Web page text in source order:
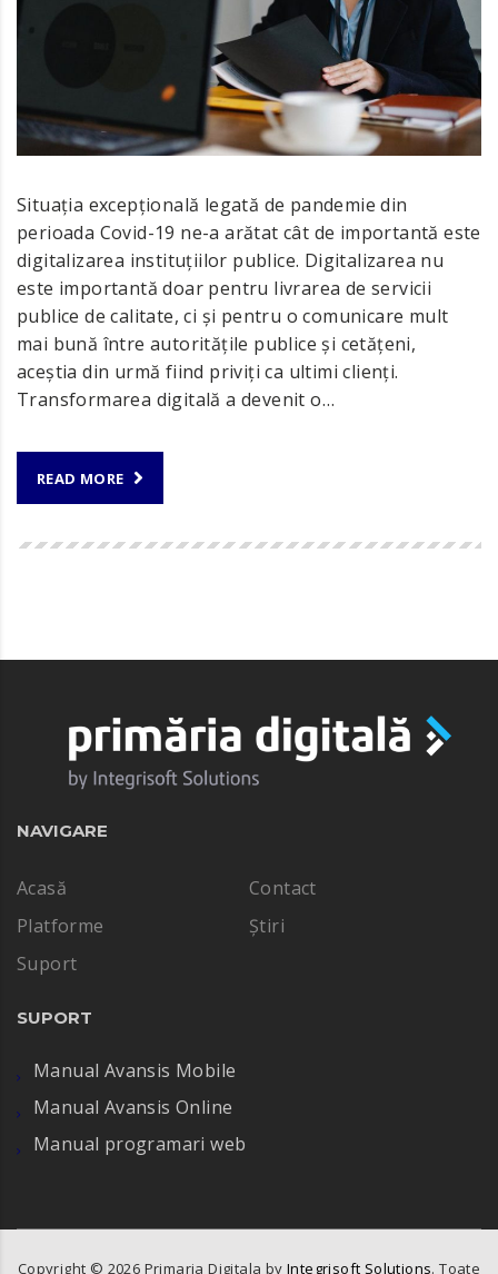
Situația excepțională legată de pandemie din
perioada Covid-19 ne-a arătat cât de importantă este
digitalizarea instituțiilor publice. Digitalizarea nu
este importantă doar pentru livrarea de servicii
publice de calitate, ci și pentru o comunicare mult
mai bună între autoritățile publice și cetățeni,
aceștia din urmă fiind priviți ca ultimi clienți.
Transformarea digitală a devenit o…
READ MORE
NAVIGARE
Acasă
Contact
Platforme
Știri
Suport
SUPORT
Manual Avansis Mobile
Manual Avansis Online
Manual programari web
Copyright © 2026 Primaria Digitala by Integrisoft Solutions. Toate